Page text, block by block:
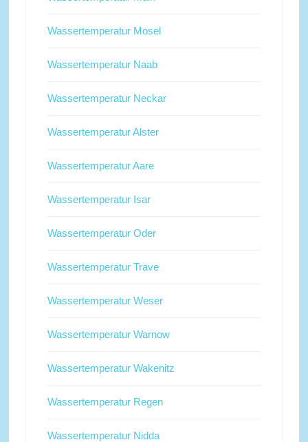
Wassertemperatur Mosel
Wassertemperatur Naab
Wassertemperatur Neckar
Wassertemperatur Alster
Wassertemperatur Aare
Wassertemperatur Isar
Wassertemperatur Oder
Wassertemperatur Trave
Wassertemperatur Weser
Wassertemperatur Warnow
Wassertemperatur Wakenitz
Wassertemperatur Regen
Wassertemperatur Nidda